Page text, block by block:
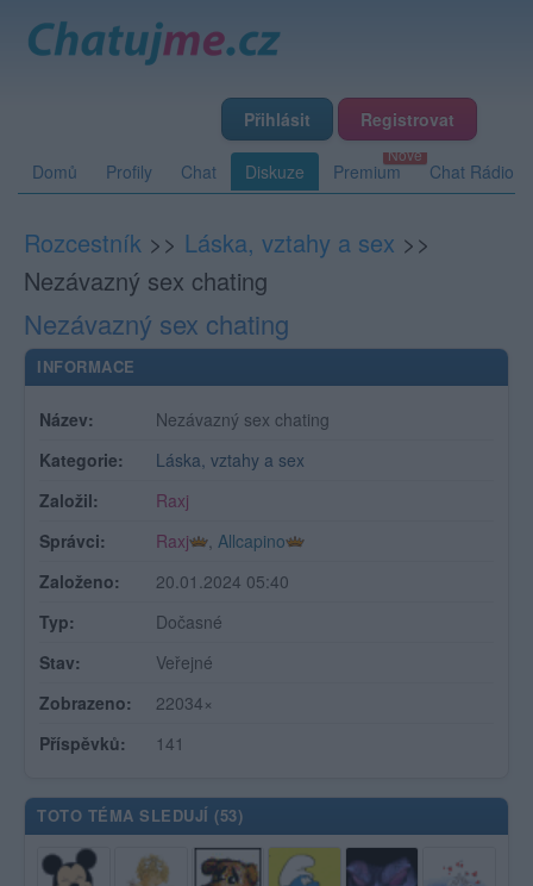
Přihlásit Registrovat
Domů Profily Chat Diskuze Premium Chat Rádio
Rozcestník >> Láska, vztahy a sex >>
Nezávazný sex chating
Nezávazný sex chating
INFORMACE
Název:
Nezávazný sex chating
Kategorie:
Láska, vztahy a sex
Založil:
Raxj
Správci:
Raxj , Allcapino
Založeno:
20.01.2024 05:40
Typ:
Dočasné
Stav:
Veřejné
Zobrazeno:
22034×
Příspěvků:
141
TOTO TÉMA SLEDUJÍ (53)